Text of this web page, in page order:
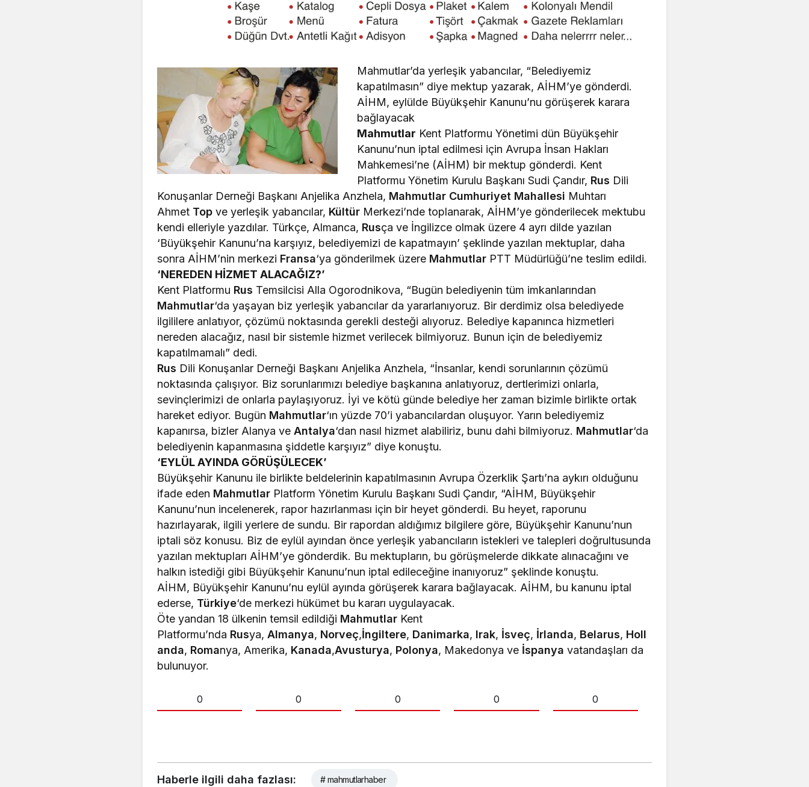
Mahmutlar’da yerleşik yabancılar, “Belediyemiz
kapatılmasın” diye mektup yazarak, AİHM’ye gönderdi.
AİHM, eylülde Büyükşehir Kanunu’nu görüşerek karara
bağlayacak
Mahmutlar Kent Platformu Yönetimi dün Büyükşehir
Kanunu’nun iptal edilmesi için Avrupa İnsan Hakları
Mahkemesi’ne (AİHM) bir mektup gönderdi. Kent
Platformu Yönetim Kurulu Başkanı Sudi Çandır, Rus Dili
Konuşanlar Derneği Başkanı Anjelika Anzhela, Mahmutlar Cumhuriyet Mahallesi Muhtarı
Ahmet Top ve yerleşik yabancılar, Kültür Merkezi’nde toplanarak, AİHM’ye gönderilecek mektubu
kendi elleriyle yazdılar. Türkçe, Almanca, Rusça ve İngilizce olmak üzere 4 ayrı dilde yazılan
‘Büyükşehir Kanunu’na karşıyız, belediyemizi de kapatmayın’ şeklinde yazılan mektuplar, daha
sonra AİHM’nin merkezi Fransa‘ya gönderilmek üzere Mahmutlar PTT Müdürlüğü’ne teslim edildi.
‘NEREDEN HİZMET ALACAĞIZ?’
Kent Platformu Rus Temsilcisi Alla Ogorodnikova, “Bugün belediyenin tüm imkanlarından
Mahmutlar‘da yaşayan biz yerleşik yabancılar da yararlanıyoruz. Bir derdimiz olsa belediyede
ilgililere anlatıyor, çözümü noktasında gerekli desteği alıyoruz. Belediye kapanınca hizmetleri
nereden alacağız, nasıl bir sistemle hizmet verilecek bilmiyoruz. Bunun için de belediyemiz
kapatılmamalı” dedi.
Rus Dili Konuşanlar Derneği Başkanı Anjelika Anzhela, “İnsanlar, kendi sorunlarının çözümü
noktasında çalışıyor. Biz sorunlarımızı belediye başkanına anlatıyoruz, dertlerimizi onlarla,
sevinçlerimizi de onlarla paylaşıyoruz. İyi ve kötü günde belediye her zaman bizimle birlikte ortak
hareket ediyor. Bugün Mahmutlar‘ın yüzde 70’i yabancılardan oluşuyor. Yarın belediyemiz
kapanırsa, bizler Alanya veAntalya‘dan nasıl hizmet alabiliriz, bunu dahi bilmiyoruz. Mahmutlar‘da
belediyenin kapanmasına şiddetle karşıyız” diye konuştu.
‘EYLÜL AYINDA GÖRÜŞÜLECEK’
Büyükşehir Kanunu ile birlikte beldelerinin kapatılmasının Avrupa Özerklik Şartı’na aykırı olduğunu
ifade eden Mahmutlar Platform Yönetim Kurulu Başkanı Sudi Çandır, “AİHM, Büyükşehir
Kanunu’nun incelenerek, rapor hazırlanması için bir heyet gönderdi. Bu heyet, raporunu
hazırlayarak, ilgili yerlere de sundu. Bir rapordan aldığımız bilgilere göre, Büyükşehir Kanunu’nun
iptali söz konusu. Biz de eylül ayından önce yerleşik yabancıların istekleri ve talepleri doğrultusunda
yazılan mektupları AİHM’ye gönderdik. Bu mektupların, bu görüşmelerde dikkate alınacağını ve
halkın istediği gibi Büyükşehir Kanunu’nun iptal edileceğine inanıyoruz” şeklinde konuştu.
AİHM, Büyükşehir Kanunu’nu eylül ayında görüşerek karara bağlayacak. AİHM, bu kanunu iptal
ederse, Türkiye‘de merkezi hükümet bu kararı uygulayacak.
Öte yandan 18 ülkenin temsil edildiği Mahmutlar Kent
Platformu’nda Rusya,Almanya, Norveç,İngiltere, Danimarka, Irak, İsveç, İrlanda, Belarus, Holl
anda, Romanya, Amerika, Kanada,Avusturya, Polonya, Makedonya ve İspanya vatandaşları da
bulunuyor.
0 0 0 0 0
Haberle ilgili daha fazlası: # mahmutlarhaber